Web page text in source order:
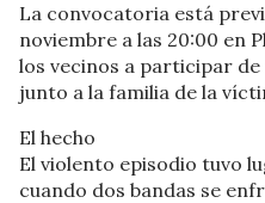
La convocatoria está
noviembre a las 20:00 en
los vecinos a participar
junto a la familia de la
El hecho
El violento episodio tuvo
cuando dos bandas se